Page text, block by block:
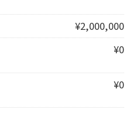
¥2,000,000
¥0
¥0